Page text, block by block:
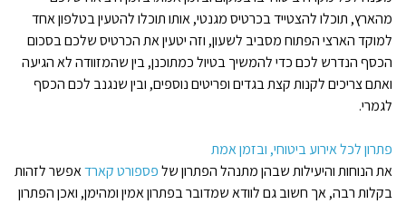
מהארץ, תוכלו להצטייד בכרטיס מגנטי, אותו תוכלו להטעין בטלפון אחד
למוקד הארצי הפתוח מסביב לשעון, וזה יטעין את הכרטיס שלכם בסכום
הכסף הנדרש לכם כדי להמשיך בטיול כמתוכנן, בין שהמזוודה לא הגיעה
ואתם צריכים לקנות קצת בגדים ופריטים נוספים, ובין שנגנב לכם הכסף
לגמרי.
פתרון לכל אירוע ביטוחי, ובזמן אמת
את הנוחות והיעילות שבהן מתנהל הפתרון שלפספורט קארדאפשר לזהות
בקלות רבה, אך חשוב גם לוודא שמדובר בפתרון אמין ומהימן, ואכן הפתרון